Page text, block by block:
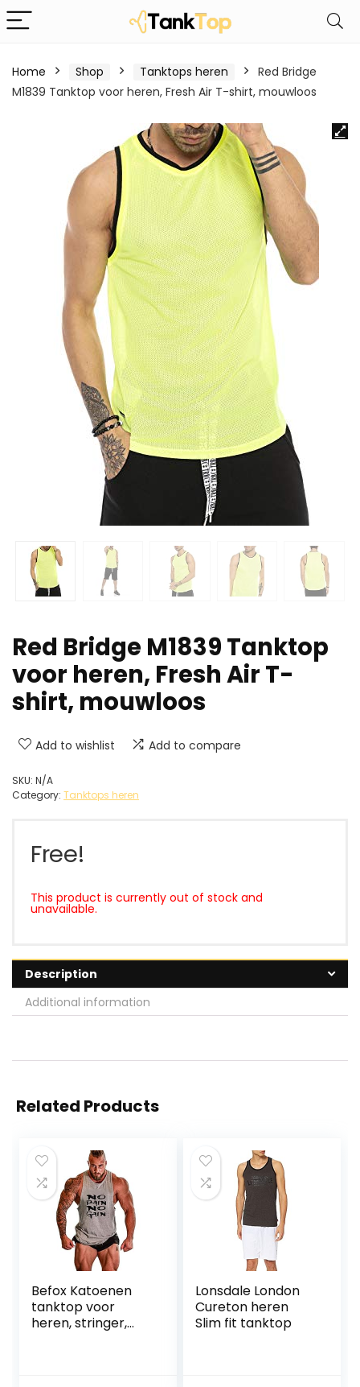
Home Shop Tanktops heren
Red Bridge
M1839 Tanktop voor heren, Fresh Air T-shirt, mouwloos
Red Bridge M1839 Tanktop
voor heren, Fresh Air T-
shirt, mouwloos
Add to wishlist Add to compare
SKU: N/A
Category: Tanktops heren
Free!
This product is currently out of stock and
unavailable.
Description
Additional information
Related Products
Befox Katoenen
tanktop voor
heren, stringer,
Lonsdale London
Cureton heren
Slim fit tanktop